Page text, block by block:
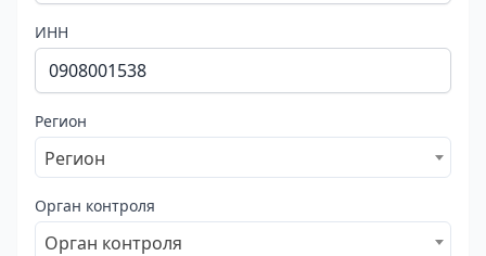
ИНН
Регион
Регион
Орган контроля
Орган контроля